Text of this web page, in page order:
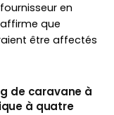
en
que
être affectés
de caravane à
à quatre